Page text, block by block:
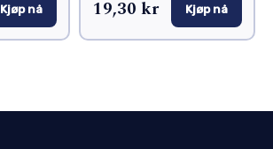
Kjøp nå 19,30 kr Kjøp nå